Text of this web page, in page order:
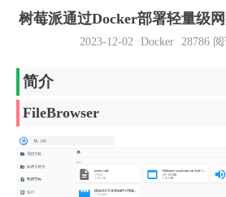
树莓派通过Docker部署轻量级
2023-12-02 Docker 28786
简介
FileBrowser